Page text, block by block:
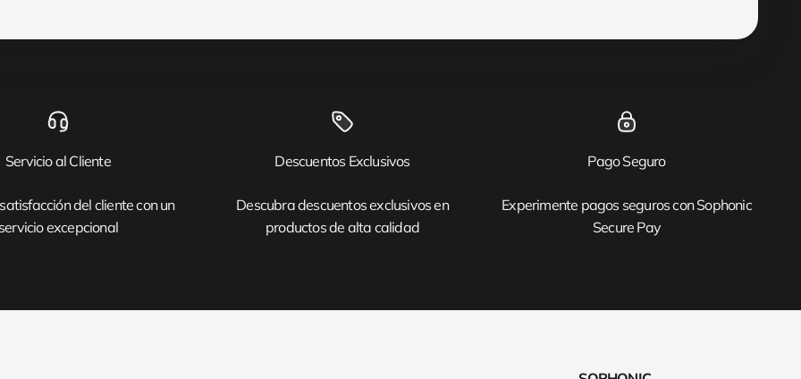
Servicio al Cliente
del cliente con un
excepcional
Descuentos Exclusivos
Descubra descuentos exclusivos en
productos de alta calidad
Pago Seguro
Experimente pagos seguros con Sophonic
Secure Pay